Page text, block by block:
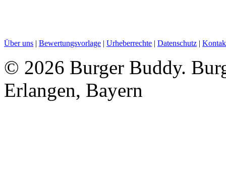
Über uns | Bewertungsvorlage | Urheberrechte | Datenschutz |
© 2026 Burger Buddy.
Erlangen, Bayern